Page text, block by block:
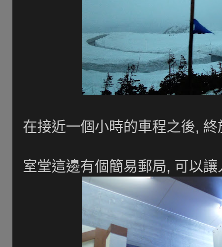
在接近一個小時的車程之後,
室堂這邊有個簡易郵局, 可以